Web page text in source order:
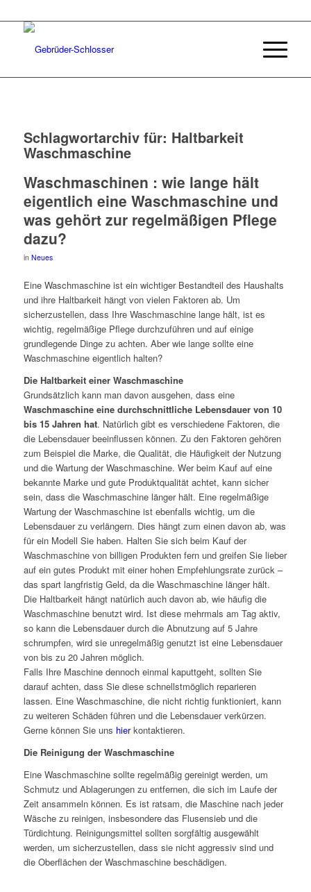
Schlagwortarchiv für: Haltbarkeit
Waschmaschine
Waschmaschinen : wie lange hält
eigentlich eine Waschmaschine und
was gehört zur regelmäßigen Pflege
dazu?
in Neues
Eine Waschmaschine ist ein wichtiger Bestandteil des Haushalts
und ihre Haltbarkeit hängt von vielen Faktoren ab. Um
sicherzustellen, dass Ihre Waschmaschine lange hält, ist es
wichtig, regelmäßige Pflege durchzuführen und auf einige
grundlegende Dinge zu achten. Aber wie lange sollte eine
Waschmaschine eigentlich halten?
Die Haltbarkeit einer Waschmaschine
Grundsätzlich kann man davon ausgehen, dass eine
Waschmaschine eine durchschnittliche Lebensdauer von 10
bis 15 Jahren hat. Natürlich gibt es verschiedene Faktoren, die
die Lebensdauer beeinflussen können. Zu den Faktoren gehören
zum Beispiel die Marke, die Qualität, die Häufigkeit der Nutzung
und die Wartung der Waschmaschine. Wer beim Kauf auf eine
bekannte Marke und gute Produktqualität achtet, kann sicher
sein, dass die Waschmaschine länger hält. Eine regelmäßige
Wartung der Waschmaschine ist ebenfalls wichtig, um die
Lebensdauer zu verlängern. Dies hängt zum einen davon ab, was
für ein Modell Sie haben. Halten Sie sich beim Kauf der
Waschmaschine von billigen Produkten fern und greifen Sie lieber
auf ein gutes Produkt mit einer hohen Empfehlungsrate zurück –
das spart langfristig Geld, da die Waschmaschine länger hält.
Die Haltbarkeit hängt natürlich auch davon ab, wie häufig die
Waschmaschine benutzt wird. Ist diese mehrmals am Tag aktiv,
so kann die Lebensdauer durch die Abnutzung auf 5 Jahre
schrumpfen, wird sie unregelmäßig genutzt ist eine Lebensdauer
von bis zu 20 Jahren möglich.
Falls Ihre Maschine dennoch einmal kaputtgeht, sollten Sie
darauf achten, dass Sie diese schnellstmöglich reparieren
lassen. Eine Waschmaschine, die nicht richtig funktioniert, kann
zu weiteren Schäden führen und die Lebensdauer verkürzen.
Gerne können Sie uns hierkontaktieren.
Die Reinigung der Waschmaschine
Eine Waschmaschine sollte regelmäßig gereinigt werden, um
Schmutz und Ablagerungen zu entfernen, die sich im Laufe der
Zeit ansammeln können. Es ist ratsam, die Maschine nach jeder
Wäsche zu reinigen, insbesondere das Flusensieb und die
Türdichtung. Reinigungsmittel sollten sorgfältig ausgewählt
werden, um sicherzustellen, dass sie nicht aggressiv sind und
die Oberflächen der Waschmaschine beschädigen.